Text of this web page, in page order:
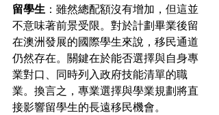
留學生 ：雖然總配額沒有增加，但這並
不意味著前景受限。對於計劃畢業後留
在澳洲發展的國際學生來說，移民通道
仍然存在。關鍵在於能否選擇與自身專
業對口、同時列入政府技能清單的職
業。換言之，專業選擇與學業規劃將直
接影響留學生的長遠移民機會。